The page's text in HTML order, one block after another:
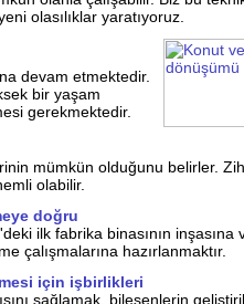
olasılıklar yaratıyoruz.
devam etmektedir.
bir yaşam
gerekmektedir.
mümkün olduğunu belirler.
olabilir.
doğru
ilk fabrika binasının inşasına
çalışmalarına hazırlanmaktır.
için işbirlikleri
sağlamak, bileşenlerin